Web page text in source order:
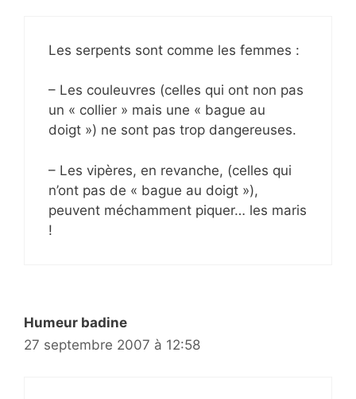
Les serpents sont comme les femmes :
– Les couleuvres (celles qui ont non pas
un « collier » mais une « bague au
doigt ») ne sont pas trop dangereuses.
– Les vipères, en revanche, (celles qui
n’ont pas de « bague au doigt »),
peuvent méchamment piquer… les maris
!
Humeur badine
27 septembre 2007 à 12:58